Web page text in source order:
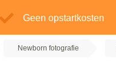
Geen opstartkosten
Newborn fotografie